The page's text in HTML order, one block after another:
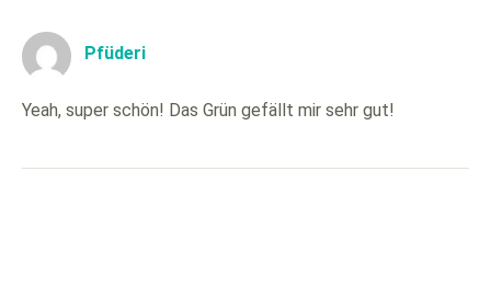
Pfüderi
Yeah, super schön! Das Grün gefällt mir sehr gut!